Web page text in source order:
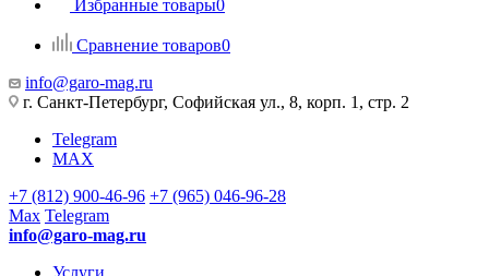
Избранные товары0
Сравнение товаров0
info@garo-mag.ru
г. Санкт-Петербург, Софийская ул., 8, корп. 1, стр. 2
Telegram
MAX
+7 (812) 900-46-96 +7 (965) 046-96-28
Max Telegram
info@garo-mag.ru
Услуги